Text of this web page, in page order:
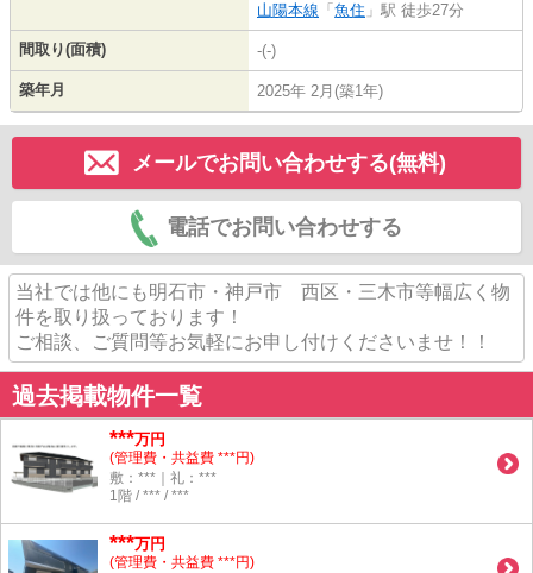
山陽本線 「 魚住 」駅 徒歩27分
間取り(面積) -(-)
築年月 2025年 2月(築1年)
メールでお問い合わせする(無料)
電話でお問い合わせする
当社では他にも明石市・神戸市 西区・三木市等幅広く物
件を取り扱っております！
ご相談、ご質問等お気軽にお申し付けくださいませ！！
過去掲載物件一覧
***万円
(管理費・共益費 ***円)
敷：***｜礼：***
1階 / *** / ***
***万円
(管理費・共益費 ***円)